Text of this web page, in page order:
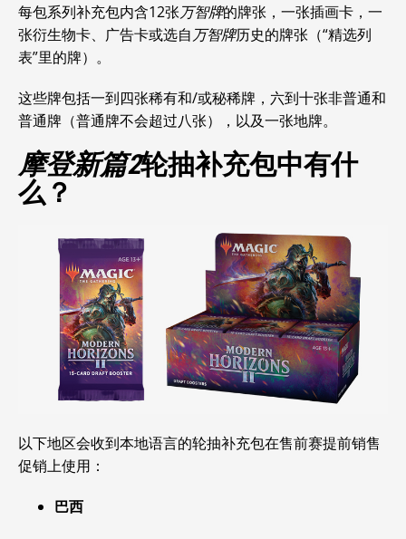
每包系列补充包内含12张万智牌的牌张，一张插画卡，一
张衍生物卡、广告卡或选自万智牌历史的牌张（“精选列
表”里的牌）。
这些牌包括一到四张稀有和/或秘稀牌，六到十张非普通和
普通牌（普通牌不会超过八张），以及一张地牌。
摩登新篇2轮抽补充包中有什
么？
以下地区会收到本地语言的轮抽补充包在售前赛提前销售
促销上使用：
巴西